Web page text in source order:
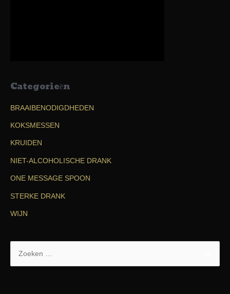
Categorieën
BRAAIBENODIGDHEDEN
KOKSMESSEN
KRUIDEN
NIET-ALCOHOLISCHE DRANK
ONE MESSAGE SPOON
STERKE DRANK
WIJN